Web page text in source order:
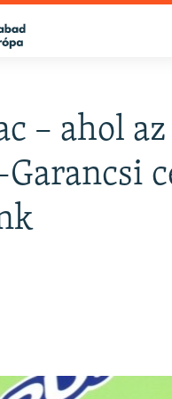
– ahol